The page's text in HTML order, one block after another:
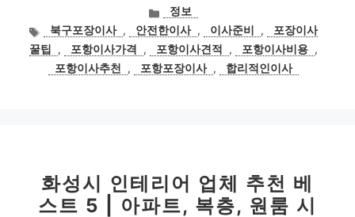
카
테
고
리
정보
태
그
북구포장이사 , 안전한이사 , 이사준비 ,
포장이사
꿀팁
, 포항이사가격 , 포항이사견적 , 포항이사비용 ,
포항이사추천
, 포항포장이사 , 합리적인이사
화성시 인테리어 업체 추천 베
스트 5 | 아파트, 복층, 원룸 시